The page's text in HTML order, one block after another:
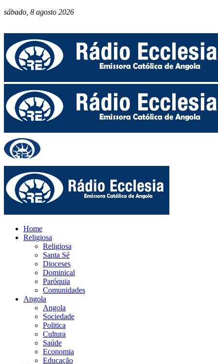
sábado, 8 agosto 2026
Home
Religiosa
Religiosa
Santa Sé
Dioceses
Dominical
Paróquia
Comunidades
Angola
Angola
Sociedade
Politica
Cultura
Saúde
Economia
Educação